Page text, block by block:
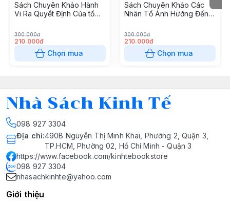
Sách Chuyên Khảo Hành
Vi Ra Quyết Định Của tổ
Cứu tại Tỉnh Bình Dương
Việt Nam
300.000đ
210.000đ
Chọn mua
Sách Chuyên Khảo Các
Nhân Tố Ảnh Hưởng Đến
Thái Bền Vững Trường
Hợp Nghiên Cứu Tại Tỉnh
Cà Mau
300.000đ
210.000đ
Chọn mua
Nhà Sách Kinh Tế
098 927 3304
Địa chỉ:490B Nguyễn Thị Minh Khai, Phường 2, Quận 3,
TP.HCM, Phường 02, Hồ Chí Minh - Quận 3
https://www.facebook.com/kinhtebookstore
098 927 3304
nhasachkinhte@yahoo.com
Giới thiệu